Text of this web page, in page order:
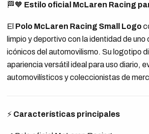
🏁🧡 Estilo oficial McLaren Racing
El Polo McLaren Racing Small Logo
limpio y deportivo con la identidad de uno
icónicos del automovilismo. Su logotipo
apariencia versátil ideal para uso diario,
automovilísticos y coleccionistas de
⚡ Características principales